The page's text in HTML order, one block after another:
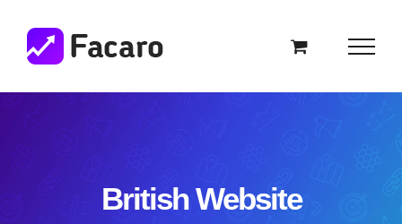
British Website